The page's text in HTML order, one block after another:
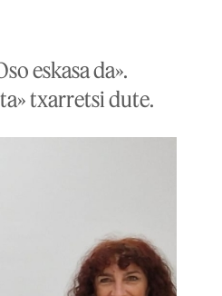
eskasa da».
txarretsi dute.